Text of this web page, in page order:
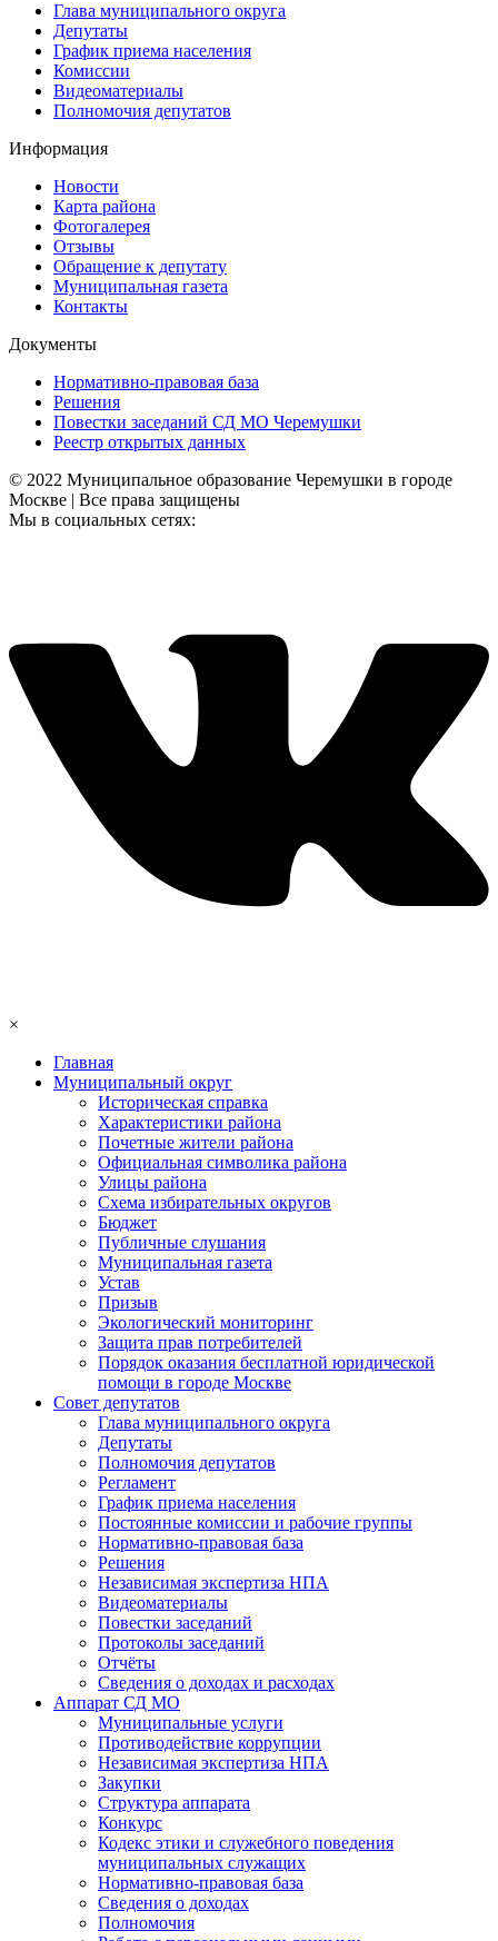
Глава муниципального округа
Депутаты
График приема населения
Комиссии
Видеоматериалы
Полномочия депутатов
Информация
Новости
Карта района
Фотогалерея
Отзывы
Обращение к депутату
Муниципальная газета
Контакты
Документы
Нормативно-правовая база
Решения
Повестки заседаний СД МО Черемушки
Реестр открытых данных
© 2022 Муниципальное образование Черемушки в городе
Москве | Все права защищены
Мы в социальных сетях:
×
Главная
Муниципальный округ
Историческая справка
Характеристики района
Почетные жители района
Официальная символика района
Улицы района
Схема избирательных округов
Бюджет
Публичные слушания
Муниципальная газета
Устав
Призыв
Экологический мониторинг
Защита прав потребителей
Порядок оказания бесплатной юридической
помощи в городе Москве
Совет депутатов
Глава муниципального округа
Депутаты
Полномочия депутатов
Регламент
График приема населения
Постоянные комиссии и рабочие группы
Нормативно-правовая база
Решения
Независимая экспертиза НПА
Видеоматериалы
Повестки заседаний
Протоколы заседаний
Отчёты
Сведения о доходах и расходах
Аппарат СД МО
Муниципальные услуги
Противодействие коррупции
Независимая экспертиза НПА
Закупки
Структура аппарата
Конкурс
Кодекс этики и служебного поведения
муниципальных служащих
Нормативно-правовая база
Сведения о доходах
Полномочия